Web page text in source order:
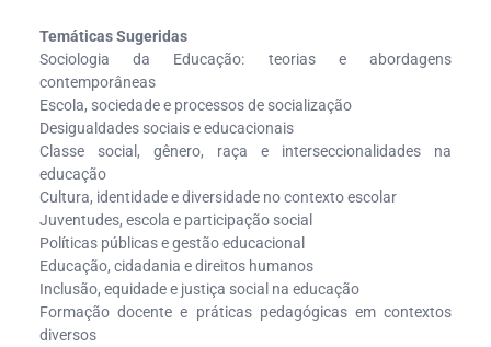
Temáticas Sugeridas
Sociologia da Educação: teorias e abordagens
contemporâneas
Escola, sociedade e processos de socialização
Desigualdades sociais e educacionais
Classe social, gênero, raça e interseccionalidades na
educação
Cultura, identidade e diversidade no contexto escolar
Juventudes, escola e participação social
Políticas públicas e gestão educacional
Educação, cidadania e direitos humanos
Inclusão, equidade e justiça social na educação
Formação docente e práticas pedagógicas em contextos
diversos